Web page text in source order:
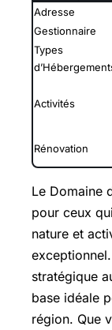
Adresse
Gestionnaire
Types
Activités
Rénovation
Le Domaine
pour ceux
nature et
stratégique
base idéale
région. Que